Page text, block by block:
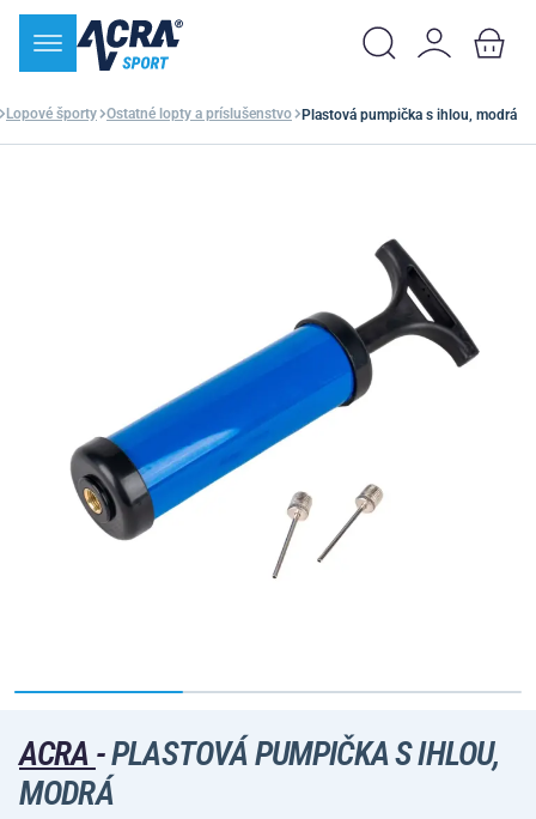
Lopové športy Ostatné lopty a príslušenstvo Plastová pumpička s ihlou, modrá
ACRA -PLASTOVÁ PUMPIČKA S IHLOU,
MODRÁ